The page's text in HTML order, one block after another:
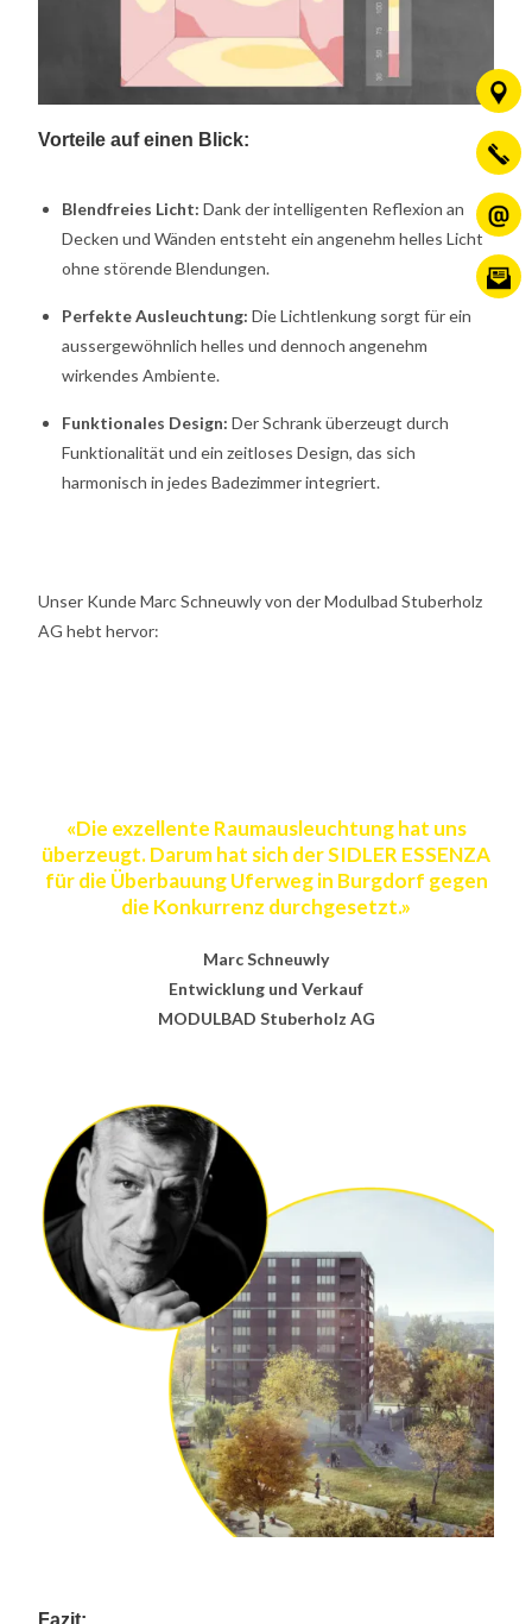
Vorteile auf einen Blick:
Blendfreies Licht: Dank der intelligenten Reflexion an
Decken und Wänden entsteht ein angenehm helles Licht
ohne störende Blendungen.
Perfekte Ausleuchtung: Die Lichtlenkung sorgt für ein
aussergewöhnlich helles und dennoch angenehm
wirkendes Ambiente.
Funktionales Design: Der Schrank überzeugt durch
Funktionalität und ein zeitloses Design, das sich
harmonisch in jedes Badezimmer integriert.
Unser KundeMarc Schneuwlyvon derModulbad Stuberholz
AG hebt hervor:
«Die exzellente Raumausleuchtung hat uns
überzeugt. Darum hat sich der SIDLER ESSENZA
für die Überbauung Uferweg in Burgdorf gegen
die Konkurrenz durchgesetzt.»
Marc Schneuwly
Entwicklung und Verkauf
MODULBAD Stuberholz AG
Fazit: